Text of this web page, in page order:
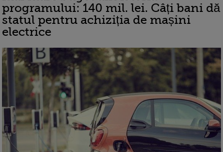
programului: 140 mil. lei. Câți bani dă
statul pentru achiziția de mașini
electrice